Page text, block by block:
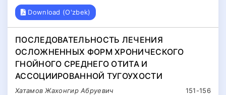
Download (O'zbek)
ПОСЛЕДОВАТЕЛЬНОСТЬ ЛЕЧЕНИЯ
ОСЛОЖНЕННЫХ ФОРМ ХРОНИЧЕСКОГО
ГНОЙНОГО СРЕДНЕГО ОТИТА И
АССОЦИИРОВАННОЙ ТУГОУХОСТИ
151-156
Хатамов Жахонгир Абруевич